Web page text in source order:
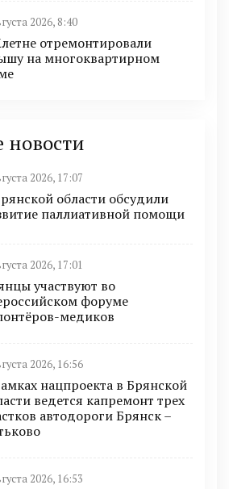
2026, 8:40
отремонтировали
на многоквартирном
новости
2026, 17:07
области обсудили
паллиативной помощи
2026, 17:01
участвуют во
форуме
медиков
2026, 16:56
нацпроекта в Брянской
ведется капремонт трех
автодороги Брянск –
2026, 16:53